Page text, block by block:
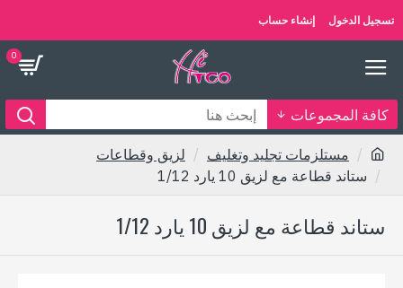
تسجيل الدخول إنشاء حساب
0
كافة المجموعات
مستلزمات تجليد وتغليف
لزيق وقطاعات
ستاند قطاعة مع لزيق 10 يارد 1/12
ستاند قطاعة مع لزيق 10 يارد 1/12